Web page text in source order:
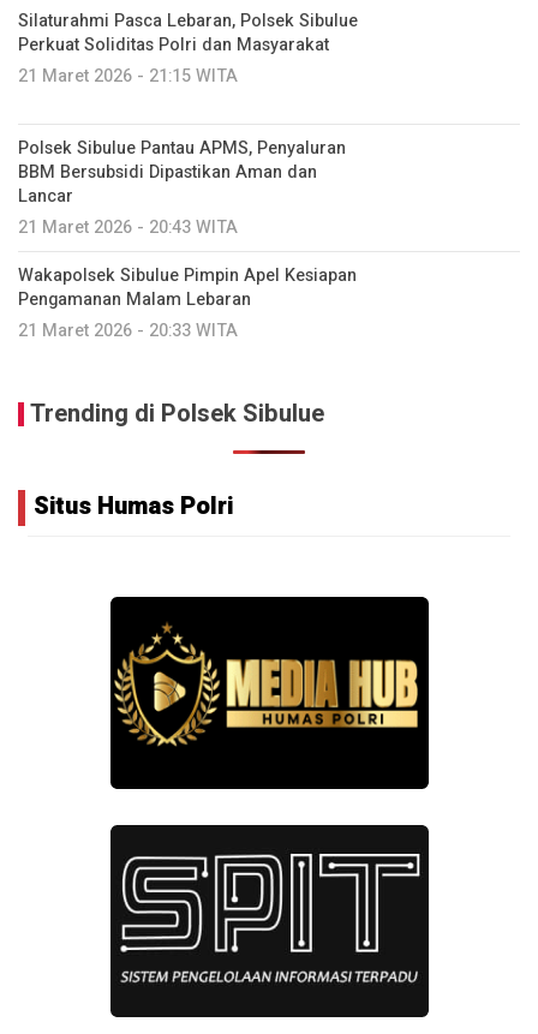
Silaturahmi Pasca Lebaran, Polsek Sibulue
Perkuat Soliditas Polri dan Masyarakat
21 Maret 2026 - 21:15 WITA
Polsek Sibulue Pantau APMS, Penyaluran
BBM Bersubsidi Dipastikan Aman dan
Lancar
21 Maret 2026 - 20:43 WITA
Wakapolsek Sibulue Pimpin Apel Kesiapan
Pengamanan Malam Lebaran
21 Maret 2026 - 20:33 WITA
Trending di Polsek Sibulue
Situs Humas Polri